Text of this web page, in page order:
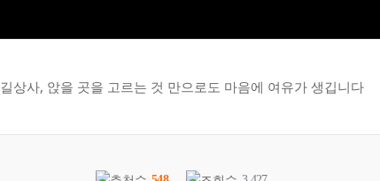
길상사, 앉을 곳을 고르는 것 만으로도 마음에 여유가 생깁니다